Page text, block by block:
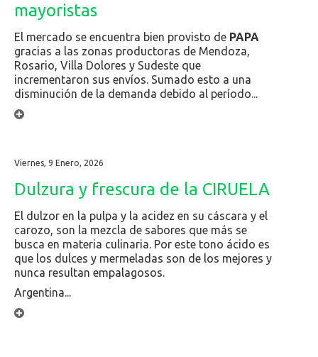
mayoristas
El mercado se encuentra bien provisto de PAPA
gracias a las zonas productoras de Mendoza,
Rosario, Villa Dolores y Sudeste que
incrementaron sus envíos. Sumado esto a una
disminución de la demanda debido al período...
Viernes, 9 Enero, 2026
Dulzura y frescura de la CIRUELA
El dulzor en la pulpa y la acidez en su cáscara y el
carozo, son la mezcla de sabores que más se
busca en materia culinaria. Por este tono ácido es
que los dulces y mermeladas son de los mejores y
nunca resultan empalagosos.
Argentina...